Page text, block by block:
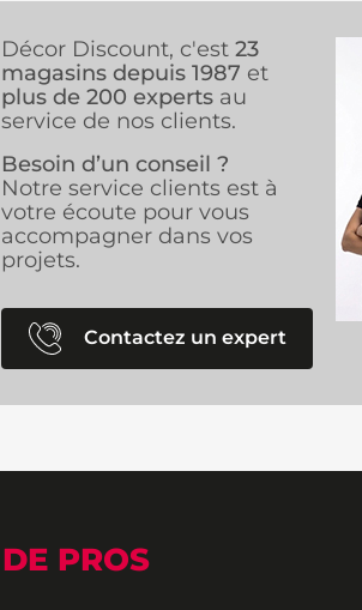
Décor Discount, c'est 23
magasins depuis 1987 et
plus de 200 experts au
service de nos clients.
Besoin d’un conseil ?
Notre service clients est à
votre écoute pour vous
accompagner dans vos
projets.
Contactez un expert
DE PROS